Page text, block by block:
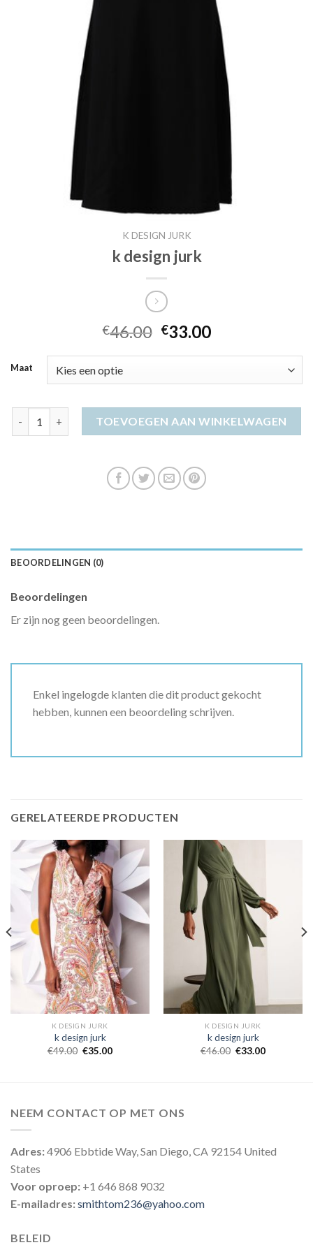
K DESIGN JURK
k design jurk
€46.00 €33.00
Maat
k design jurk aantalTOEVOEGEN AAN WINKELWAGEN
BEOORDELINGEN (0)
Beoordelingen
Er zijn nog geen beoordelingen.
Enkel ingelogde klanten die dit product gekocht
hebben, kunnen een beoordeling schrijven.
GERELATEERDE PRODUCTEN
K DESIGN JURK
k design jurk
€49.00 €35.00
K DESIGN JURK
k design jurk
€46.00 €33.00
NEEM CONTACT OP MET ONS
Adres:4906 Ebbtide Way, San Diego, CA 92154 United
States
Voor oproep: +1 646 868 9032
E-mailadres:smithtom236@yahoo.com
BELEID